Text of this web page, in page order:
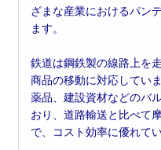
ざまな産業におけるパン
ます。
鉄道は鋼鉄製の線路上を
商品の移動に対応してい
薬品、建設資材などのバ
おり、道路輸送と比べて
で、コスト効率に優れてい